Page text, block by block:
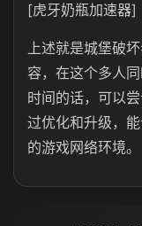
[虎牙奶瓶加速器]
上述就是城堡破
容，在这个多人
时间的话，可以
过优化和升级，
的游戏网络环境。